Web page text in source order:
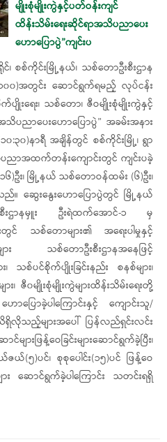
မျိုးစုံမျိုးကွဲနှင့်ပတ်ဝန်းကျင်
ထိန်းသိမ်းရေးဆိုင်ရာအသိပညာပေး
ဟောပြောပွဲ”ကျင်းပ
၊ စစ်ကိုင်းမြို့နယ်၊ သစ်တောဦးစီးဌာန
၀၀)အတွင်း ဆောင်ရွက်ရမည့် လုပ်ငန်း
းရေး၊ သစ်တော၊ ဇီဝမျိုးစုံမျိုးကွဲနှင့်
ပညာပေးဟောပြောပွဲ” အခမ်းအနား
:၃၀)နာရီ အချိန်တွင် စစ်ကိုင်းမြို့၊ ရွာ
ညာအထက်တန်းကျောင်းတွင် ကျင်းပခဲ့
၁၆)ဦး၊ မြို့နယ် သစ်တောဝန်ထမ်း (၆)ဦး၊
ည်။ ဆွေးနွေး‌ဟောပြောပွဲတွင် မြို့နယ်
စီးဌာနမှူး ဦးရဲထက်အောင်-၁ မှ
တွင် သစ်တောများ၏ အရေးပါမှုနှင့်
ျား သစ်တောဦးစီးဌာနအနေဖြင့်
သစ်ပင်စိုက်ပျိုးခြင်းနည်း စနစ်များ၊
၊ ဇီ၀မျိုးစုံမျိုးကွဲများထိန်းသိမ်းရေးတို့
ြောခဲ့ပါကြောင်းနှင့် ကျောင်းသူ/
သိရှိလိုသည့်များအပေါ် ပြန်လည်ရှင်းလင်း
ားဖြန့်ဝေခြင်းများဆောင်ရွက်ခဲ့ပြီး၊
(၅)ပင်၊ စုစုပေါင်း(၁၅)ပင် ဖြန့်ဝေ
ျား ဆောင်ရွက်ခဲ့ပါကြောင်း သတင်းရရှိ